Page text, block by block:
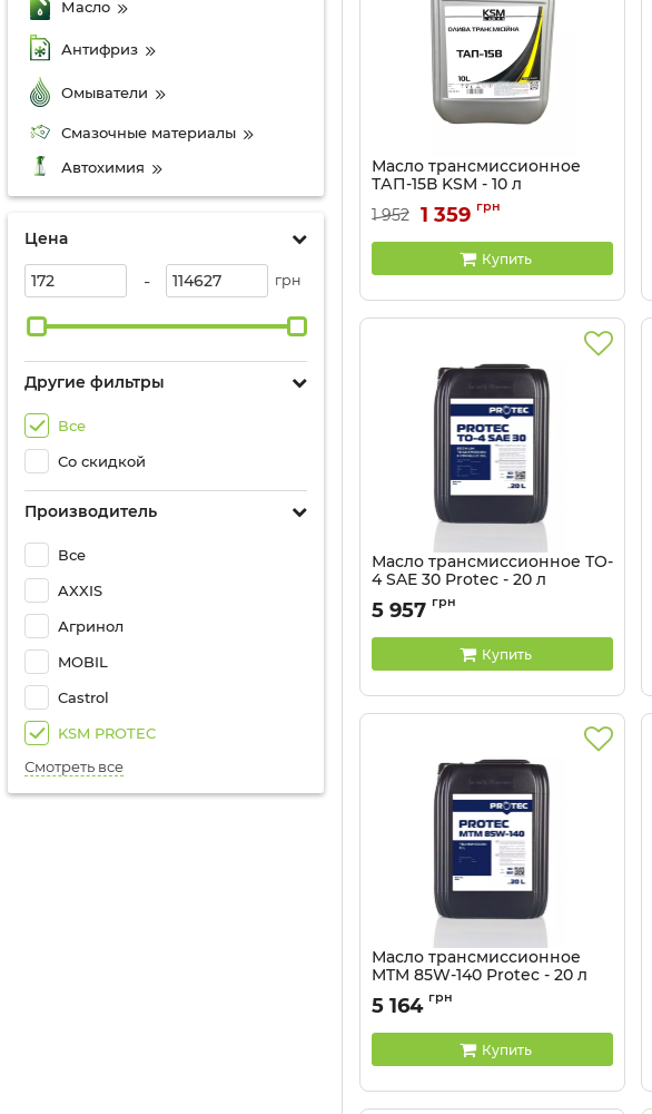
Масло
Антифриз
Омыватели
Смазочные материалы
Автохимия
Цена
- грн
Другие фильтры
Все
Со скидкой
Производитель
Все
AXXIS
Агринол
MOBIL
Castrol
KSM PROTEC
Смотреть все
Масло трансмиссионное
ТАП-15В KSM - 10 л
Артикул: 81041236
1 952 1 359 грн
Купить
Масло трансмиссионное TO-
4 SAE 30 Protec - 20 л
Артикул: 81041343
5 957 грн
Купить
Масло трансмиссионное
MTM 85W-140 Protec - 20 л
Артикул: 81041339
5 164 грн
Купить